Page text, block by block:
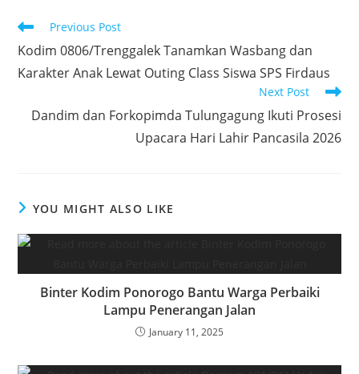
e
b
o
k
er s
A
p
dI
n
Read
more
articles
Previous Post
Kodim 0806/Trenggalek Tanamkan Wasbang dan
Karakter Anak Lewat Outing Class Siswa SPS Firdaus
Next Post
Dandim dan Forkopimda Tulungagung Ikuti Prosesi
Upacara Hari Lahir Pancasila 2026
YOU MIGHT ALSO LIKE
Binter Kodim Ponorogo Bantu Warga Perbaiki
Lampu Penerangan Jalan
January 11, 2025